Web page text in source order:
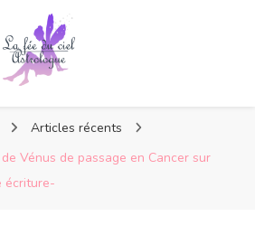
Articles récents
Vénus de passage en Cancer sur
écriture-